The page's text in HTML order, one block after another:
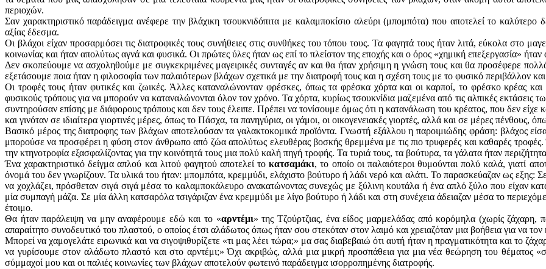
περιοχών.
Σαν χαρακτηριστικό παράδειγμα ανέφερε την βλάχικη τσουκνιδόπιτα με καλαμποκίσιο αλεύρι (μπομπότα) που αποτελεί το καλύτερο
αξίας έδεσμα.
Οι βλάχοι είχαν προσαρμόσει τις διατροφικές τους συνήθειες στις συνθήκες του τόπου τους. Τα φαγητά τους ήταν λιτά, εύκολα στο
κοινωνίας και ήταν απολύτως αγνά και φυσικά. Οι πρώτες ύλες ήταν ως επί το πλείστον της εποχής και ο όρος «χημική επεξεργασία»
Δεν σκοπεύουμε να ασχοληθούμε με συγκεκριμένες μαγειρικές συνταγές αν και θα ήταν χρήσιμη η γνώση τους και θα προσέφερε
εξετάσουμε ποια ήταν η φιλοσοφία των παλαιότερων βλάχων σχετικά με την διατροφή τους και η σχέση τους με το φυσικό περιβάλλον
Οι τροφές τους ήταν φυτικές και ζωικές. Άλλες καταναλώνονταν φρέσκες, όπως τα φρέσκα χόρτα και οι καρποί, το φρέσκο κρέας
φυσικούς τρόπους για να μπορούν να καταναλώνονται όλον τον χρόνο. Τα χόρτα, κυρίως τσουκνίδια μαζεμένα από τις αλπικές εκτάσεις
συντηρούσαν επίσης με διάφορους τρόπους και δεν τους έλειπε. Πρέπει να τονίσουμε όμως ότι η κατανάλωση του κρέατος, που δεν είχε
και γινόταν σε ιδιαίτερα γιορτινές μέρες, όπως το Πάσχα, τα πανηγύρια, οι γάμοι, οι οικογενειακές γιορτές, αλλά και σε μέρες πένθους,
Βασικό μέρος της διατροφης των βλάχων αποτελούσαν τα γαλακτοκομικά προϊόντα. Γνωστή εξάλλου η παροιμιώδης φράση: βλάχος
μπορούσε να προσφέρει η φύση στον άνθρωπο από ζώα απολύτως ελευθέρας βοσκής θρεμμένα με τις πιο τρυφερές και καθαρές
την κτηνοτροφία εξασφαλίζοντας για την κοινότητά τους μια πολύ καλή πηγή τροφής. Τα τυριά τους, τα βούτυρα, τα γάλατα ήταν
Ένα χαρακτηριστικό δείγμα απλού και λιτού φαγητού αποτελεί τοκατσαμάκι, το οποίο οι παλαιότεροι θυμούνται πολύ καλά, γιατί
όνομά του δεν γνωρίζουν. Τα υλικά του ήταν: μπομπότα, κρεμμύδι, ελάχιστο βούτυρο ή λάδι νερό και αλάτι. Το παρασκεύαζαν ως εξης:
να χοχλάζει, πρόσθεταν σιγά σιγά μέσα το καλαμποκάλευρο ανακατώνοντας συνεχώς με ξύλινη κουτάλα ή ένα απλό ξύλο που είχαν
μία συμπαγή μάζα. Σε μία άλλη κατσαρόλα τσιγάριζαν ένα κρεμμύδι με λίγο βούτυρο ή λάδι και στη συνέχεια άδειαζαν μέσα το
έτοιμο.
Θα ήταν παράλειψη να μην αναφέρουμε εδώ και το «αρντέμι» της Τζούρτζιας, ένα είδος μαρμελάδας από κορόμηλα (χωρίς
απαραίτητο συνοδευτικό του πλαστού, ο οποίος έτσι αλάδωτος όπως ήταν σου στεκόταν στον λαιμό και χρειαζόταν μια βοήθεια για να τον
Μπορεί να χαμογελάτε ειρωνικά και να σιγοψιθυρίζετε «τι μας λέει τώρα;» μα σας διαβεβαιώ ότι αυτή ήταν η πραγματικότητα και το
να γυρίσουμε στον αλάδωτο πλαστό και στο αρντέμι;» Όχι ακριβώς, αλλά μια μικρή προσπάθεια για μια νέα θεώρηση του θέματος
σύμμαχοί μου και οι παλιές κοινωνίες των βλάχων αποτελούν φωτεινό παράδειγμα ισορροπημένης διατροφής.